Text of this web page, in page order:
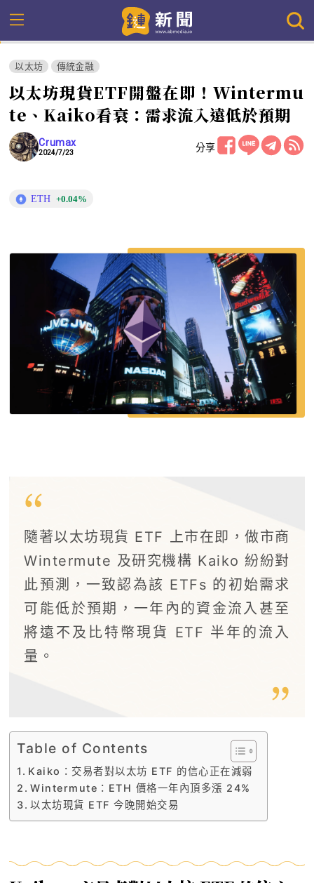
以太坊 傳統金融
以太坊現貨ETF開盤在即！Wintermu
te、Kaiko看衰：需求流入遠低於預期
Crumax
2024/7/23 分享
ETH +0.04%
隨著以太坊現貨 ETF 上市在即，做市商
Wintermute 及研究機構 Kaiko 紛紛對
此預測，一致認為該 ETFs 的初始需求
可能低於預期，一年內的資金流入甚至
將遠不及比特幣現貨 ETF 半年的流入
量。
Table of Contents
Kaiko：交易者對以太坊 ETF 的信心正在減弱
Wintermute：ETH 價格一年內頂多漲 24%
以太坊現貨 ETF 今晚開始交易